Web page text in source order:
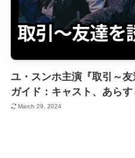
ユ・スンホ主演『取引～
ガイド：キャスト、あら
March 29, 2024